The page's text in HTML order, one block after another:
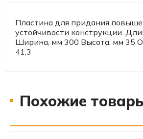
Пластина для придания
устойчивости конструкции.
Ширина, мм 300 Высота, мм 35
41,3
Похожие